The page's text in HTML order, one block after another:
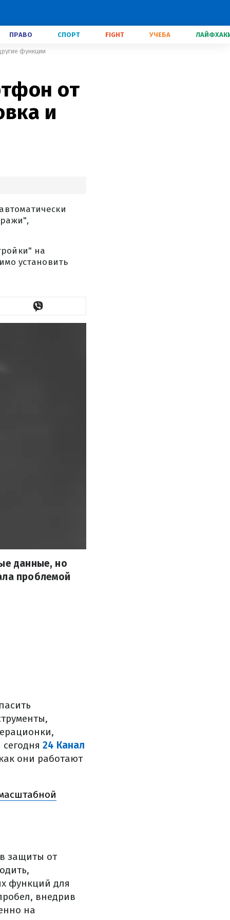
ПРАВО СПОРТ FIGHT УЧЕБА
функции
от
и
на
установить
данные, но
проблемой
24 Канал
они работают
защиты от
функций для
внедрив
на